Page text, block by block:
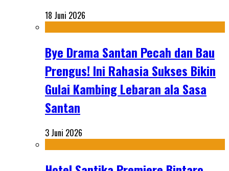
18 Juni 2026
Bye Drama Santan Pecah dan Bau
Prengus! Ini Rahasia Sukses Bikin
Gulai Kambing Lebaran ala Sasa
Santan
3 Juni 2026